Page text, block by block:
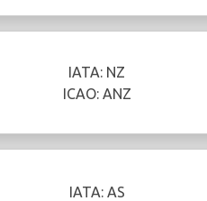
IATA: NZ
ICAO: ANZ
IATA: AS